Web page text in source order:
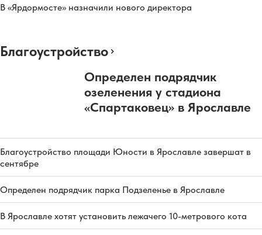
В «Ярдормосте» назначили нового директора
Благоустройство
Определен подрядчик
озеленения у стадиона
«Спартаковец» в Ярославле
Благоустройство площади Юности в Ярославле завершат в
сентябре
Определен подрядчик парка Подзеленье в Ярославле
В Ярославле хотят установить лежачего 10-метрового кота